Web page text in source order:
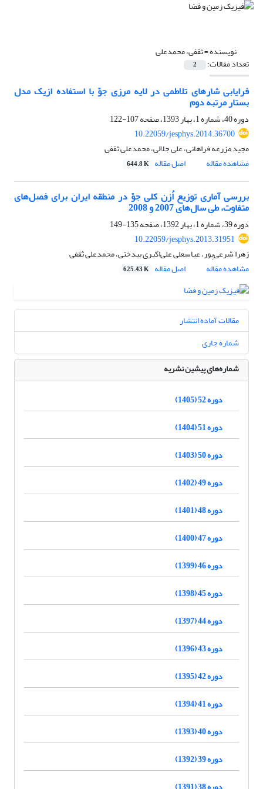
نویسنده =ثقفی، محمدعلی
تعداد مقالات: 2
فرایابی شارهای تلاطمی در لایه‌ مرزی جوّ با استفاده ازیک مدل
بستار مرتبه دوم
دوره 40، شماره 1، بهار 1393، صفحه
107-122
10.22059/jesphys.2014.36700
مجید مزرعه فراهانی، علی جلالی، محمدعلی ثقفی
مشاهده مقاله
اصل مقاله 644.8 K
بررسی آماری توزیع اُزن کلی جوّ در منطقه ایران برای فصل‌های
متفاوت، طی سال‌های 2007 و 2008
دوره 39، شماره 1، بهار 1392، صفحه
135-149
10.22059/jesphys.2013.31951
زهرا شرعی‌پور، عباسعلی علی‌اکبری بیدختی، محمدعلی ثقفی
مشاهده مقاله
اصل مقاله 625.43 K
مقالات آماده انتشار
شماره جاری
شماره‌های پیشین نشریه
دوره 52 (1405)
دوره 51 (1404)
دوره 50 (1403)
دوره 49 (1402)
دوره 48 (1401)
دوره 47 (1400)
دوره 46 (1399)
دوره 45 (1398)
دوره 44 (1397)
دوره 43 (1396)
دوره 42 (1395)
دوره 41 (1394)
دوره 40 (1393)
دوره 39 (1392)